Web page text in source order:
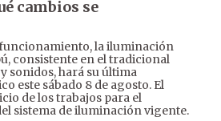
cambios se
la iluminación
consistente en el tradicional
sonidos, hará su última
este sábado 8 de agosto. El
de los trabajos para el
sistema de iluminación vigente.